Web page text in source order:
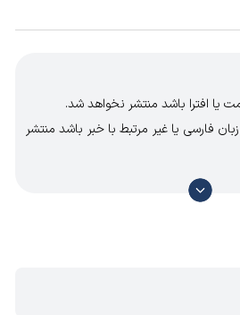
یا افترا باشد منتشر نخواهد شد.
فارسی یا غیر مرتبط با خبر باشد منتشر
موافقت یا مخالفت با محتوای نظرات
که محتوای مشابه دارند، انتشار نمی‌یابند